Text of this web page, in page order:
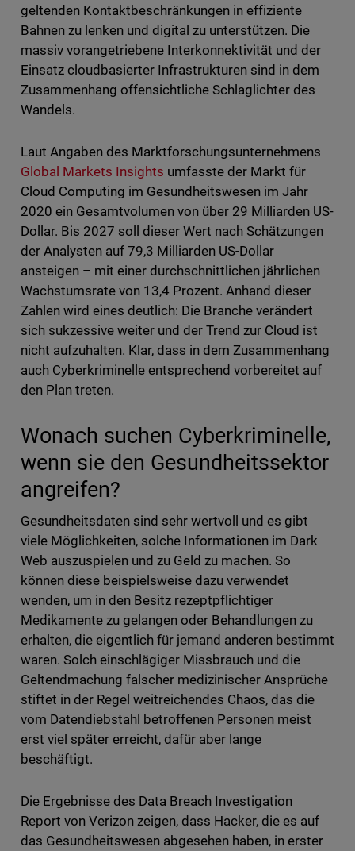
geltenden Kontaktbeschränkungen in effiziente
Bahnen zu lenken und digital zu unterstützen. Die
massiv vorangetriebene Interkonnektivität und der
Einsatz cloudbasierter Infrastrukturen sind in dem
Zusammenhang offensichtliche Schlaglichter des
Wandels.
Laut Angaben des Marktforschungsunternehmens
Global Markets Insights umfasste der Markt für
Cloud Computing im Gesundheitswesen im Jahr
2020 ein Gesamtvolumen von über 29 Milliarden US-
Dollar. Bis 2027 soll dieser Wert nach Schätzungen
der Analysten auf 79,3 Milliarden US-Dollar
ansteigen – mit einer durchschnittlichen jährlichen
Wachstumsrate von 13,4 Prozent. Anhand dieser
Zahlen wird eines deutlich: Die Branche verändert
sich sukzessive weiter und der Trend zur Cloud ist
nicht aufzuhalten. Klar, dass in dem Zusammenhang
auch Cyberkriminelle entsprechend vorbereitet auf
den Plan treten.
Wonach suchen Cyberkriminelle,
wenn sie den Gesundheitssektor
angreifen?
Gesundheitsdaten sind sehr wertvoll und es gibt
viele Möglichkeiten, solche Informationen im Dark
Web auszuspielen und zu Geld zu machen. So
können diese beispielsweise dazu verwendet
wenden, um in den Besitz rezeptpflichtiger
Medikamente zu gelangen oder Behandlungen zu
erhalten, die eigentlich für jemand anderen bestimmt
waren. Solch einschlägiger Missbrauch und die
Geltendmachung falscher medizinischer Ansprüche
stiftet in der Regel weitreichendes Chaos, das die
vom Datendiebstahl betroffenen Personen meist
erst viel später erreicht, dafür aber lange
beschäftigt.
Die Ergebnisse des Data Breach Investigation
Report von Verizon zeigen, dass Hacker, die es auf
das Gesundheitswesen abgesehen haben, in erster